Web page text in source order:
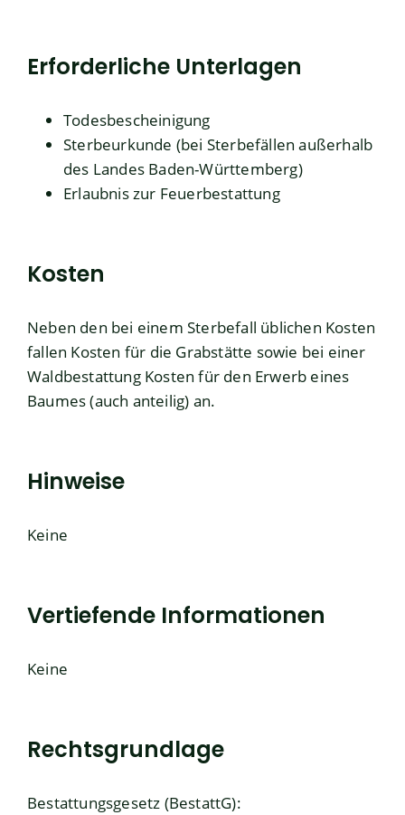
Erforderliche Unterlagen
Todesbescheinigung
Sterbeurkunde (bei Sterbefällen außerhalb
des Landes Baden-Württemberg)
Erlaubnis zur Feuerbestattung
Kosten
Neben den bei einem Sterbefall üblichen Kosten
fallen Kosten für die Grabstätte sowie bei einer
Waldbestattung Kosten für den Erwerb eines
Baumes (auch anteilig) an.
Hinweise
Keine
Vertiefende Informationen
Keine
Rechtsgrundlage
Bestattungsgesetz (BestattG):